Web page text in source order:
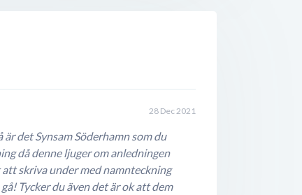
28 Dec 2021
det Synsam Söderhamn som du
då denne ljuger om anledningen
skriva under med namnteckning
Tycker du även det är ok att dem